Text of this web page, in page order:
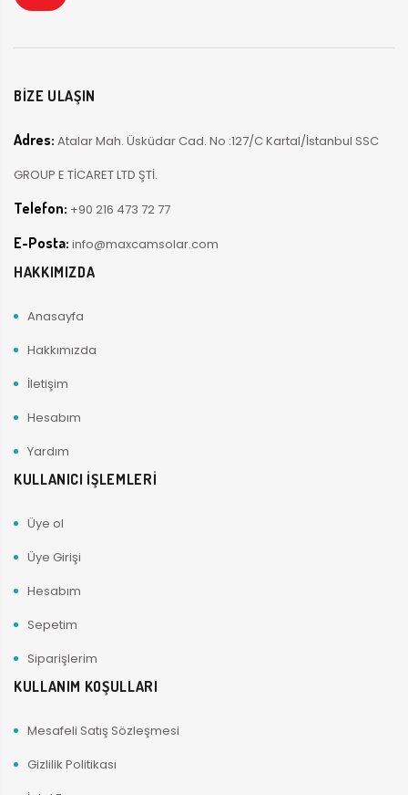
BİZE ULAŞIN
Adres: Atalar Mah. Üsküdar Cad. No :127/C Kartal/İstanbul SSC
GROUP E TİCARET LTD ŞTİ.
Telefon: +90 216 473 72 77
E-Posta: info@maxcamsolar.com
HAKKIMIZDA
Anasayfa
Hakkımızda
İletişim
Hesabım
Yardım
KULLANICI İŞLEMLERİ
Üye ol
Üye Girişi
Hesabım
Sepetim
Siparişlerim
KULLANIM KOŞULLARI
Mesafeli Satış Sözleşmesi
Gizlilik Politikası